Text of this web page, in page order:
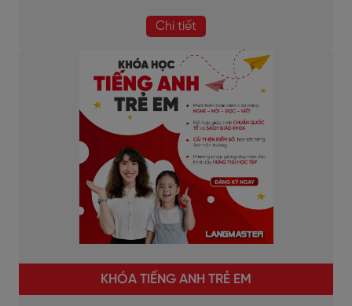
Chi tiết
KHÓA TIẾNG ANH TRẺ EM